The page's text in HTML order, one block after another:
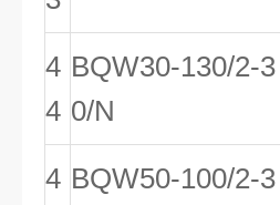
4
4
BQW30-130/2-3
0/N
4 BQW50-100/2-3